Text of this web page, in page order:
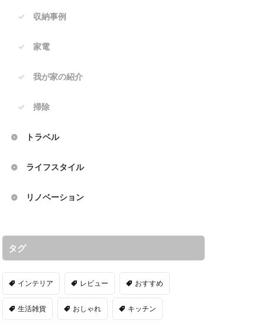
収納事例
家電
我が家の紹介
掃除
トラベル
ライフスタイル
リノベーション
タグ
インテリア レビュー おすすめ
生活雑貨 おしゃれ キッチン